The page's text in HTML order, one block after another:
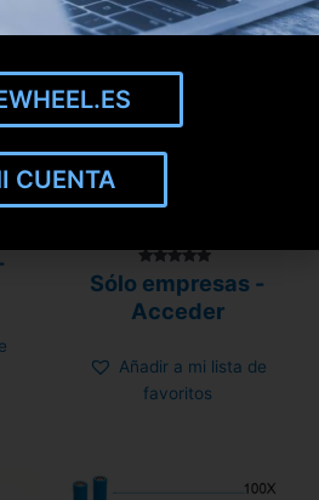
801 disponibles
M365/1S/Essential/Mi3
con
de 5
Sólo empresas -
Acceder
Añadir a mi lista de
favoritos
CUENTA